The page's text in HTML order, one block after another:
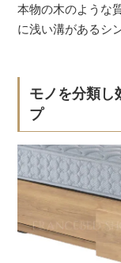
本物の木のような
に浅い溝があるシ
モノを分類し
プ